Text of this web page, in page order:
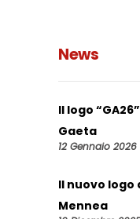
News
Il logo
Gaeta
12 Gennaio 2026
Il nuovo logo
Mennea